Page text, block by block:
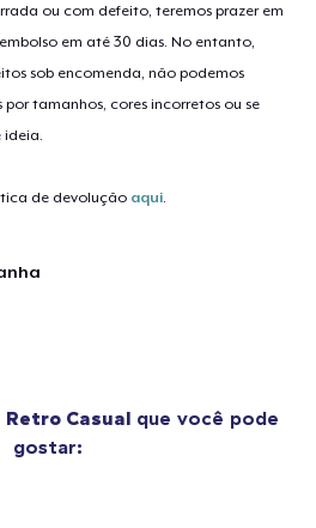
ou com defeito, teremos prazer em
em até 30 dias. No entanto,
sob encomenda, não podemos
tamanhos, cores incorretos ou se
de devolução aqui
Retro Casualque você pode
gostar: